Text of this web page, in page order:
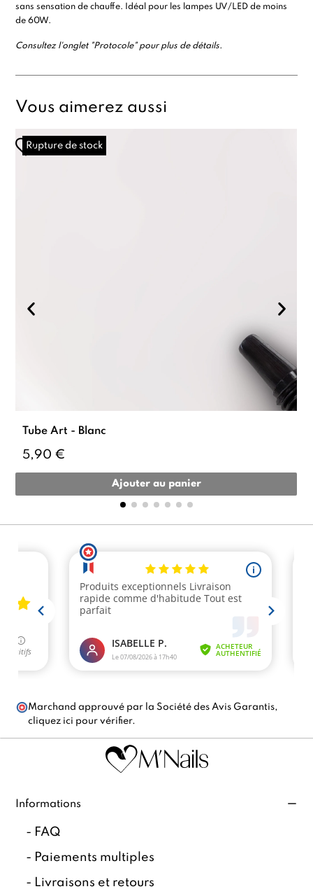
sans sensation de chauffe. Idéal pour les lampes UV/LED de moins
de 60W.
Consultez l'onglet "Protocole" pour plus de détails.
Vous aimerez aussi
Rupture de stock
Tube Art - Blanc
5,90 €
Ajouter au panier
Marchand approuvé par la Société des Avis Garantis,
cliquez ici pour vérifier.
Informations
- FAQ
- Paiements multiples
- Livraisons et retours